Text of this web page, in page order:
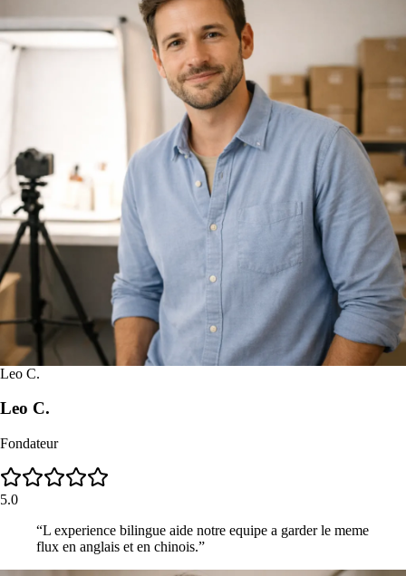
Leo C.
Leo C.
Fondateur
5.0
“L experience bilingue aide notre equipe a garder le meme
flux en anglais et en chinois.”